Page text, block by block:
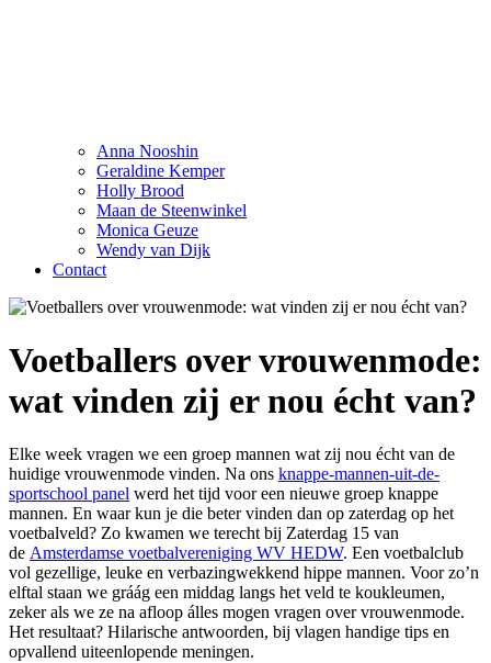
Anna Nooshin
Geraldine Kemper
Holly Brood
Maan de Steenwinkel
Monica Geuze
Wendy van Dijk
Contact
Voetballers over vrouwenmode:
wat vinden zij er nou écht van?
Elke week vragen we een groep mannen wat zij nou écht van de
huidige vrouwenmode vinden. Na ons knappe-mannen-uit-de-
sportschool panel werd het tijd voor een nieuwe groep knappe
mannen. En waar kun je die beter vinden dan op zaterdag op het
voetbalveld? Zo kwamen we terecht bij Zaterdag 15 van
de Amsterdamse voetbalvereniging WV HEDW. Een voetbalclub
vol gezellige, leuke en verbazingwekkend hippe mannen. Voor zo’n
elftal staan we gráág een middag langs het veld te koukleumen,
zeker als we ze na afloop álles mogen vragen over vrouwenmode.
Het resultaat? Hilarische antwoorden, bij vlagen handige tips en
opvallend uiteenlopende meningen.